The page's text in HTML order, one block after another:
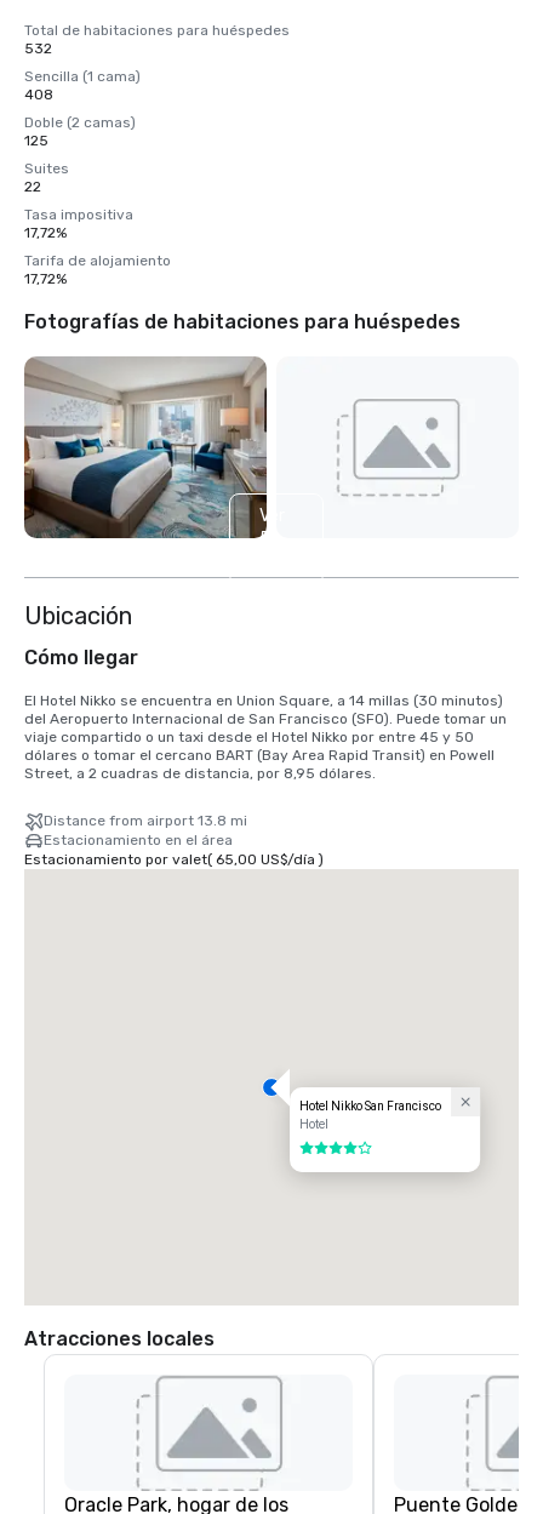
Total de habitaciones para huéspedes
532
Sencilla (1 cama)
408
Doble (2 camas)
125
Suites
22
Tasa impositiva
17,72%
Tarifa de alojamiento
17,72%
Fotografías de habitaciones para huéspedes
Ver
5
Ubicación
Cómo llegar
El Hotel Nikko se encuentra en Union Square, a 14 millas (30 minutos)
del Aeropuerto Internacional de San Francisco (SFO). Puede tomar un
viaje compartido o un taxi desde el Hotel Nikko por entre 45 y 50
dólares o tomar el cercano BART (Bay Area Rapid Transit) en Powell
Street, a 2 cuadras de distancia, por 8,95 dólares.
Distance from airport 13.8 mi
Estacionamiento en el área
Estacionamiento por valet( 65,00 US$/día )
Hotel Nikko San Francisco
Hotel
4 de 5
Atracciones locales
Oracle Park, hogar de los Puente Golden